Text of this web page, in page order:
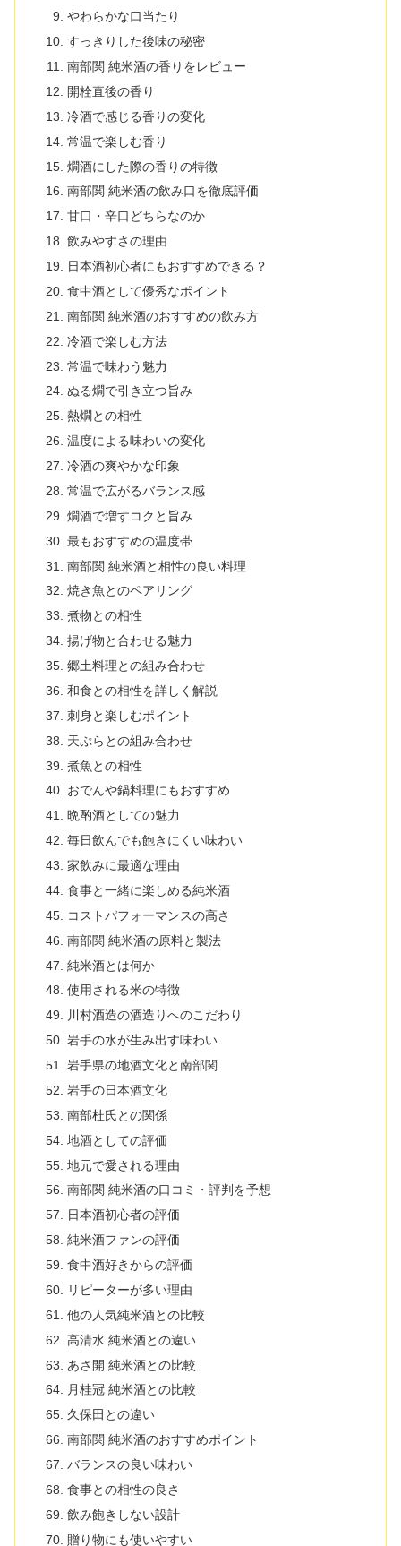
やわらかな口当たり
すっきりした後味の秘密
南部関 純米酒の香りをレビュー
開栓直後の香り
冷酒で感じる香りの変化
常温で楽しむ香り
燗酒にした際の香りの特徴
南部関 純米酒の飲み口を徹底評価
甘口・辛口どちらなのか
飲みやすさの理由
日本酒初心者にもおすすめできる？
食中酒として優秀なポイント
南部関 純米酒のおすすめの飲み方
冷酒で楽しむ方法
常温で味わう魅力
ぬる燗で引き立つ旨み
熱燗との相性
温度による味わいの変化
冷酒の爽やかな印象
常温で広がるバランス感
燗酒で増すコクと旨み
最もおすすめの温度帯
南部関 純米酒と相性の良い料理
焼き魚とのペアリング
煮物との相性
揚げ物と合わせる魅力
郷土料理との組み合わせ
和食との相性を詳しく解説
刺身と楽しむポイント
天ぷらとの組み合わせ
煮魚との相性
おでんや鍋料理にもおすすめ
晩酌酒としての魅力
毎日飲んでも飽きにくい味わい
家飲みに最適な理由
食事と一緒に楽しめる純米酒
コストパフォーマンスの高さ
南部関 純米酒の原料と製法
純米酒とは何か
使用される米の特徴
川村酒造の酒造りへのこだわり
岩手の水が生み出す味わい
岩手県の地酒文化と南部関
岩手の日本酒文化
南部杜氏との関係
地酒としての評価
地元で愛される理由
南部関 純米酒の口コミ・評判を予想
日本酒初心者の評価
純米酒ファンの評価
食中酒好きからの評価
リピーターが多い理由
他の人気純米酒との比較
高清水 純米酒との違い
あさ開 純米酒との比較
月桂冠 純米酒との比較
久保田との違い
南部関 純米酒のおすすめポイント
バランスの良い味わい
食事との相性の良さ
飲み飽きしない設計
贈り物にも使いやすい